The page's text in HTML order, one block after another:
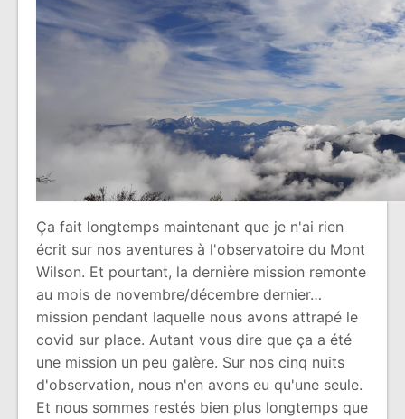
Ça fait longtemps maintenant que je n'ai rien
écrit sur nos aventures à l'observatoire du Mont
Wilson. Et pourtant, la dernière mission remonte
au mois de novembre/décembre dernier…
mission pendant laquelle nous avons attrapé le
covid sur place. Autant vous dire que ça a été
une mission un peu galère. Sur nos cinq nuits
d'observation, nous n'en avons eu qu'une seule.
Et nous sommes restés bien plus longtemps que